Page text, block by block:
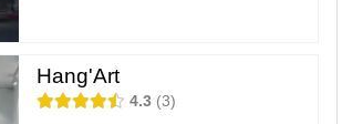
Hang'Art
4.3 3